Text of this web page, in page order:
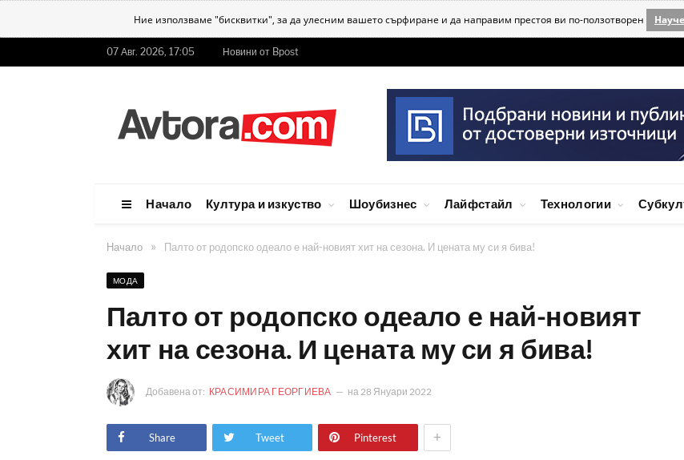
Ние използваме "бисквитки", за да улесним вашето сърфиране и да направим престоя ви по-ползотворен
07 Авг. 2026, 17:05 Новини от Bpost
Начало Култура и изкуство Шоубизнес Лайфстайл Технологии
Начало » Палто от родопско одеало е най-новият хит на сезона. И цената му си я бива!
МОДА
Палто от родопско одеало е най-новият
хит на сезона. И цената му си я бива!
Добавена от: КРАСИМИРА ГЕОРГИЕВА на 28 Януари 2022
Share Tweet Pinterest +